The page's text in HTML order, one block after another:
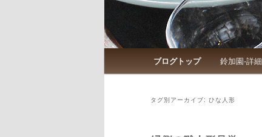
メインメニュー
メインコンテンツへ移動
サブコンテンツへ移動
ブログトップ 鈴加園-詳細
タグ別アーカイブ: ひな人形